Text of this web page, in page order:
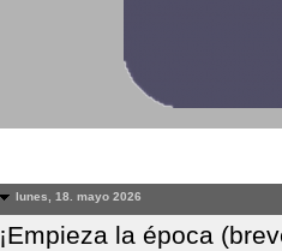
lunes, 18. mayo 2026
¡Empieza la época